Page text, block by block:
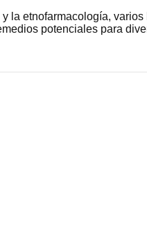
la etnofarmacología, varios
potenciales para